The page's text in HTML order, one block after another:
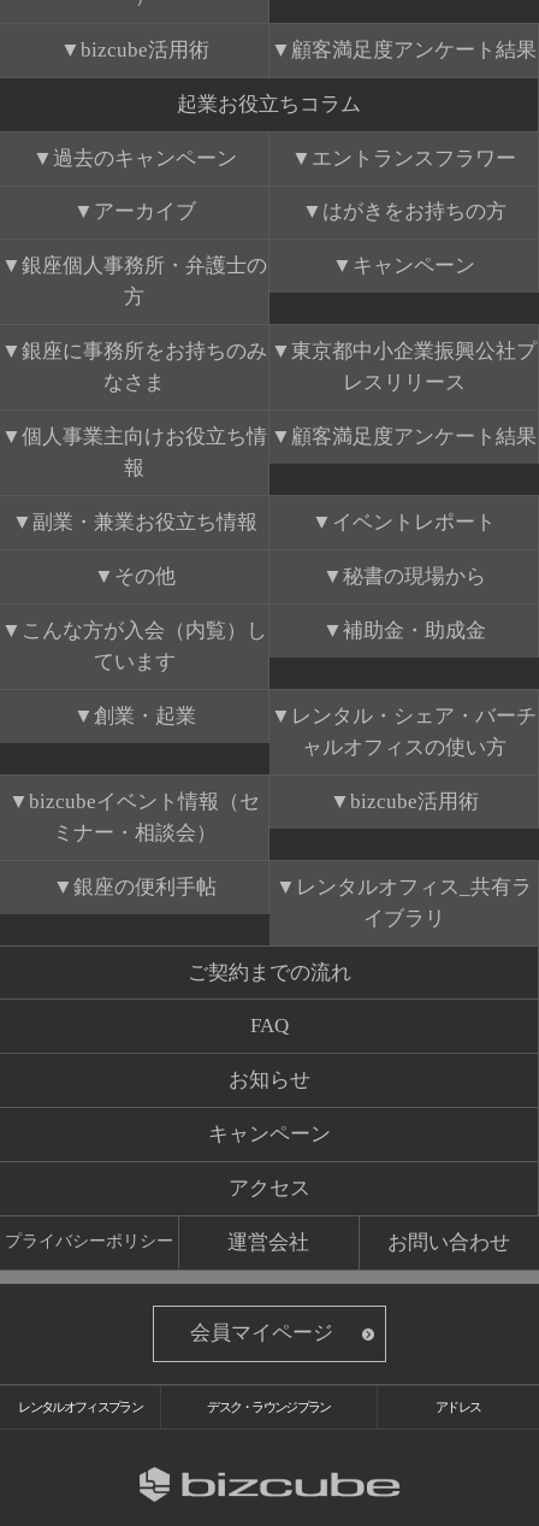
bizcube活用術 顧客満足度アンケート結果
起業お役立ちコラム
過去のキャンペーン エントランスフラワー
アーカイブ はがきをお持ちの方
銀座個人事務所・弁護士の
方
キャンペーン
銀座に事務所をお持ちのみ
なさま
東京都中小企業振興公社プ
レスリリース
個人事業主向けお役立ち情
報
顧客満足度アンケート結果
副業・兼業お役立ち情報 イベントレポート
その他 秘書の現場から
こんな方が入会（内覧）し
ています
補助金・助成金
創業・起業
レンタル・シェア・バーチ
ャルオフィスの使い方
bizcubeイベント情報（セ
ミナー・相談会）
bizcube活用術
銀座の便利手帖
レンタルオフィス_共有ラ
イブラリ
ご契約までの流れ
FAQ
お知らせ
キャンペーン
アクセス
プライバシーポリシー 運営会社 お問い合わせ
会員マイページ
レンタルオフィスプラン デスク・ラウンジプラン アドレス